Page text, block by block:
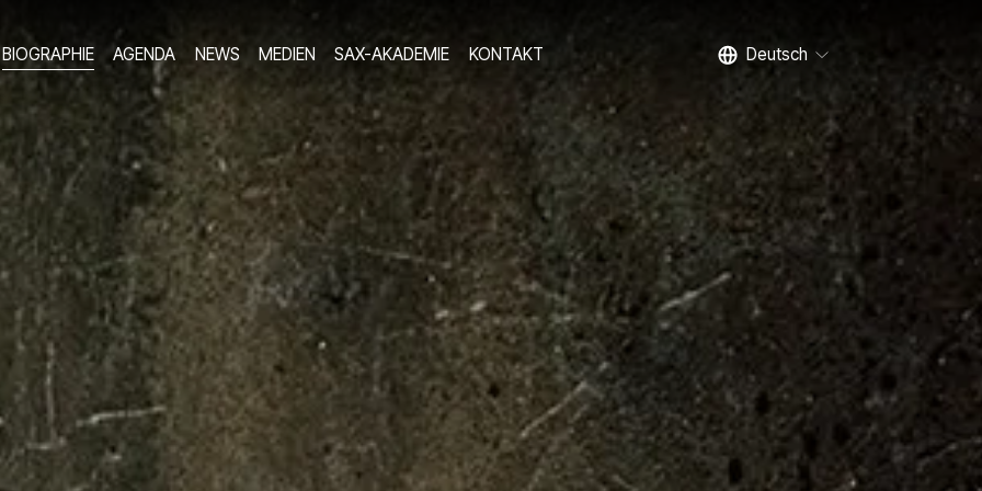
BIOGRAPHIE AGENDA NEWS MEDIEN SAX-AKADEMIE KONTAKT Deutsch